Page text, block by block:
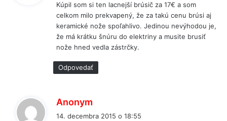
e
:
Kúpil som si ten lacnejší brúsič za 17€ a som
celkom milo prekvapený, že za takú cenu brúsi aj
keramické nože spoľahlivo. Jedinou nevýhodou je,
že má krátku šnúru do elektriny a musite brusiť
nože hned vedla zástrčky.
Odpovedať
Anonym
14. decembra 2015 o 18:55